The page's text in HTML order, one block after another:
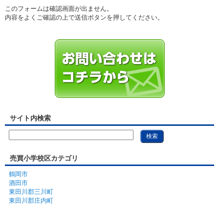
このフォームは確認画面が出ません。
内容をよくご確認の上で送信ボタンを押してください。
サイト内検索
売買小学校区カテゴリ
鶴岡市
酒田市
東田川郡三川町
東田川郡庄内町